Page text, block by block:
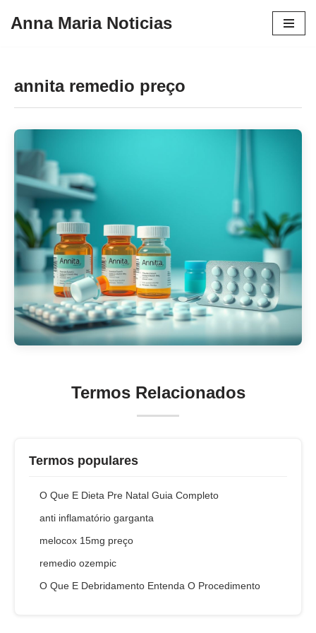
conteúdo
Anna Maria Noticias
annita remedio preço
Termos Relacionados
Termos populares
O Que E Dieta Pre Natal Guia Completo
anti inflamatório garganta
melocox 15mg preço
remedio ozempic
O Que E Debridamento Entenda O Procedimento